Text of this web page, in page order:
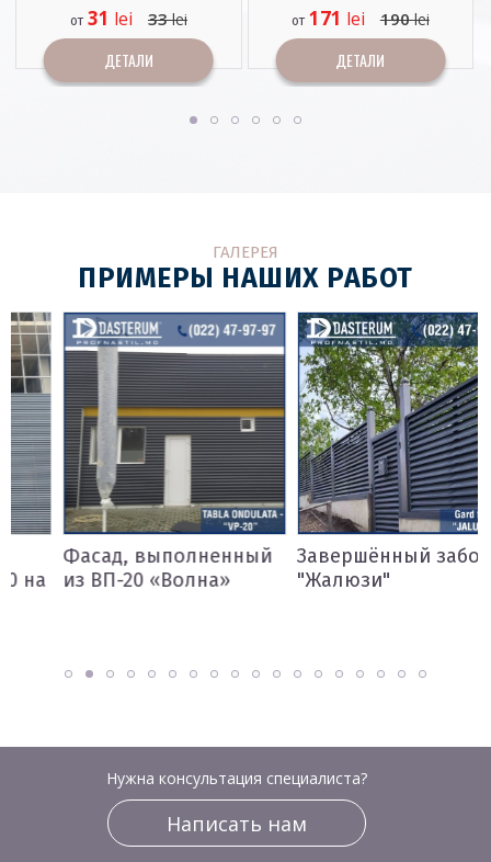
от 31 lei 33lei
ДЕТАЛИ
от 171 lei 190lei
ДЕТАЛИ
ГАЛЕРЕЯ
ПРИМЕРЫ НАШИХ РАБОТ
Фасад, выполненный
из ВП-20 «Волна»
Завершённый забор
"Жалюзи"
Нужна консультация специалиста?
Написать нам